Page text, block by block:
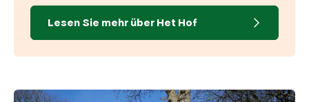
Lesen Sie mehr über Het Hof